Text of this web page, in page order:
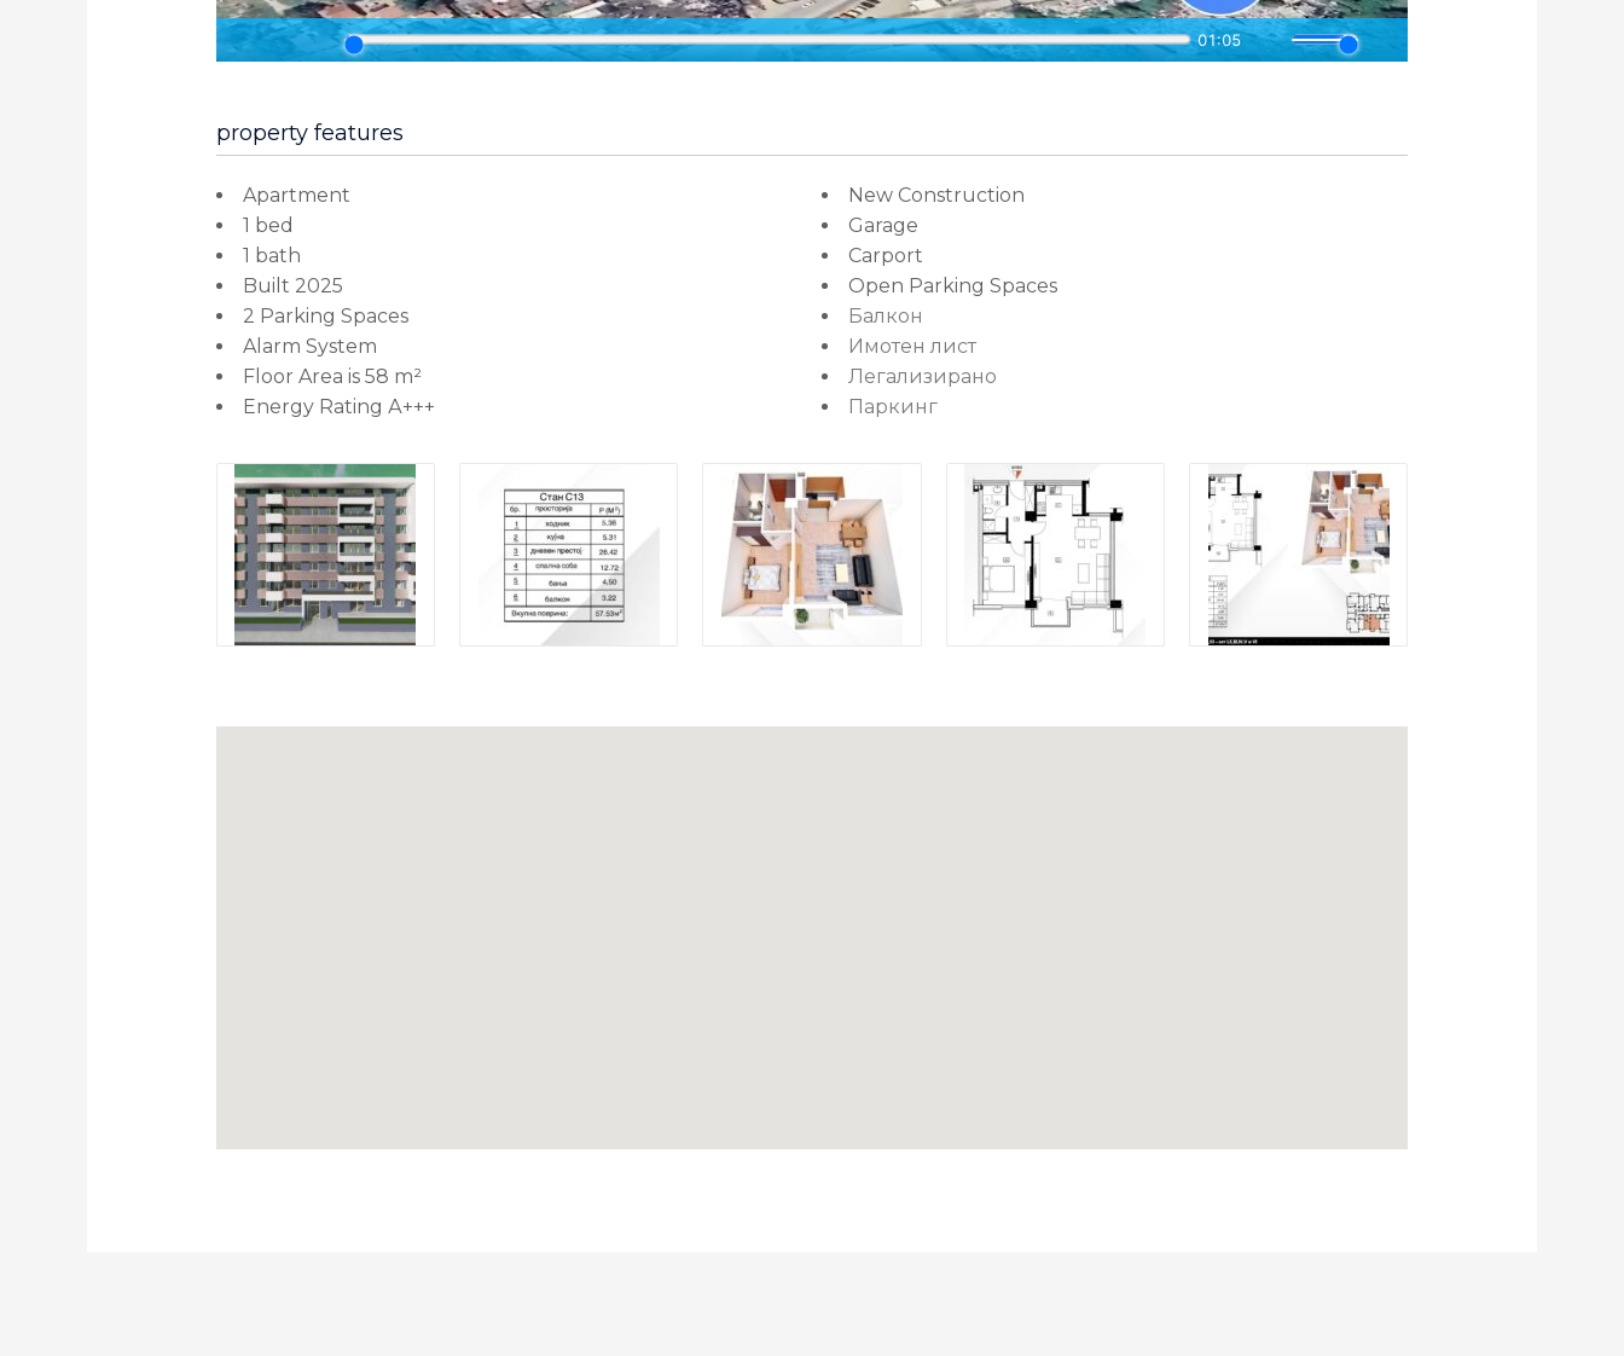
property features
Apartment
1 bed
1 bath
Built 2025
2 Parking Spaces
Alarm System
Floor Area is 58 m²
Energy Rating А+++
New Construction
Garage
Carport
Open Parking Spaces
Балкон
Имотен лист
Легализирано
Паркинг